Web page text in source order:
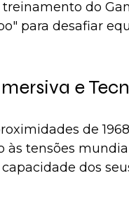
treinamento do
para desafiar
e
de
tensões
dos